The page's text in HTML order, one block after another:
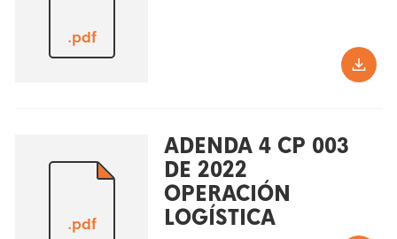
.pdf
.pdf
ADENDA 4 CP 003
DE 2022
OPERACIÓN
LOGÍSTICA